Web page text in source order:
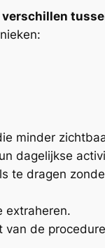
verschillen
minder
dagelijkse
te dragen
extraheren.
van de